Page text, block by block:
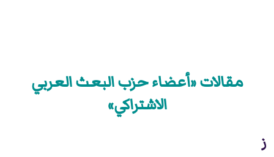
مقالات «أعضاء حزب البعث العربي
الاشتراكي»
ز